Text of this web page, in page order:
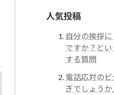
人気投稿
自分の挨拶
ですか？と
する質問
電話応対の
ぎでしょう